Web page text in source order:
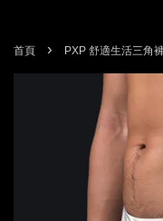
首頁 › PXP 舒適生活三角